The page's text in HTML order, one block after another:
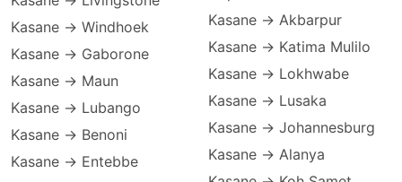
Kasane → Windhoek
Kasane → Gaborone
Kasane → Maun
Kasane → Lubango
Kasane → Benoni
Kasane → Entebbe
Kasane → Akbarpur
Kasane → Katima Mulilo
Kasane → Lokhwabe
Kasane → Lusaka
Kasane → Johannesburg
Kasane → Alanya